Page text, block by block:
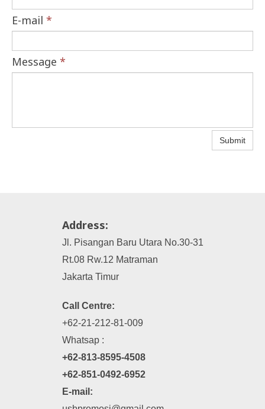
E-mail *
Message *
Submit
Address:
Jl. Pisangan Baru Utara No.30-31
Rt.08 Rw.12 Matraman
Jakarta Timur
Call Centre:
+62-21-212-81-009
Whatsap :
+62-813-8595-4508
+62-851-0492-6952
E-mail: